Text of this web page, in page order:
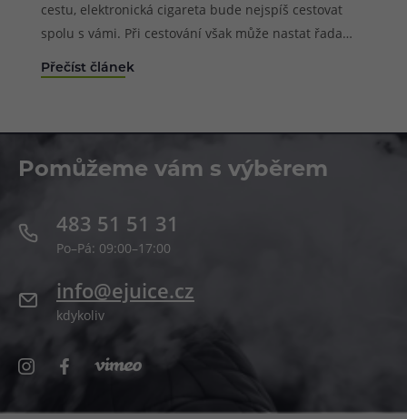
cestu, elektronická cigareta bude nejspíš cestovat
spolu s vámi. Při cestování však může nastat řada
zbytečně zkomplikovat. Od přehřáté baterie přes
Přečíst článek
Pomůžeme vám s výběrem
483 51 51 31
Po–Pá: 09:00–17:00
info@ejuice.cz
kdykoliv